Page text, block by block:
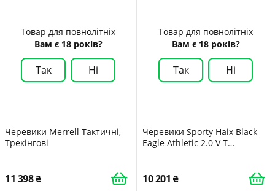
Товар для повнолітніх
Вам є 18 років?
Так Ні
Черевики Merrell Тактичні,
Трекінгові
11 398
Товар для повнолітніх
Вам є 18 років?
Так Ні
Черевики Sporty Haix Black
Eagle Athletic 2.0 V T
10 201